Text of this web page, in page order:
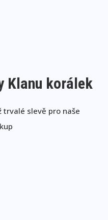
Klanu korálek
trvalé slevě pro naše